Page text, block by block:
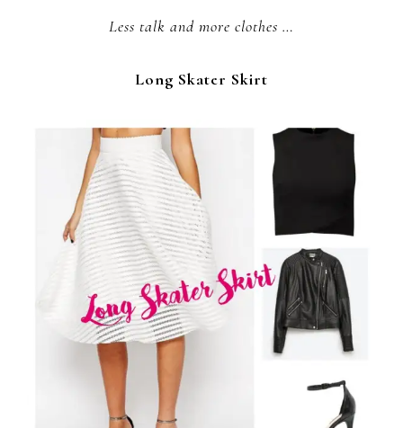
Less talk and more clothes …
Long Skater Skirt